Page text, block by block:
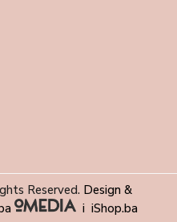
Reserved. Design &
i iShop.ba